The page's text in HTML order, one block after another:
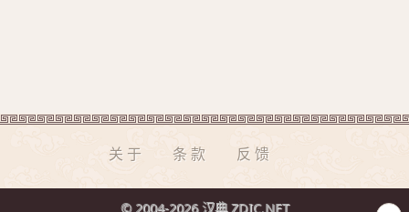
关于 条款 反馈
© 2004-2026 汉典 ZDIC.NET